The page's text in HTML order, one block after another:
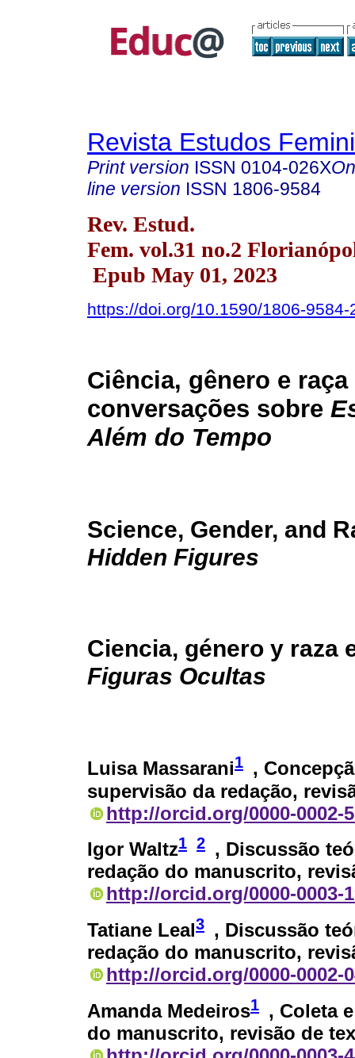
Revista Estudos
Print version ISSN 0104-026X
line version ISSN 1806-9584
Rev. Estud.
Fem. vol.31 no.2
Epub May 01, 2023
https://doi.org/10.1590/1806-
Ciência, gênero e raça
conversações sobre
Além do Tempo
Science, Gender, and
Hidden Figures
Ciencia, género y raza
Figuras Ocultas
Luisa Massarani1 ,
supervisão da redação,
http://orcid.org/0000-0002-
Igor Waltz1 2 , Discussão
redação do manuscrito,
http://orcid.org/0000-0003-
Tatiane Leal3 , Discussão
redação do manuscrito,
http://orcid.org/0000-0002-
Amanda Medeiros1 , Coleta
do manuscrito, revisão de